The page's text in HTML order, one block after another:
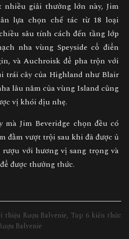
nhiều giải thưởng lớn này, Jim
lựa chọn chế tác từ 18 loại
sâu tính cách đến tầng lớp
nha vùng Speyside cổ điển
và Auchroisk để pha trộn với
trái cây của Highland như Blair
lâu năm của vùng Island cũng
vị khói dịu nhẹ.
mà Jim Beveridge chọn đều có
đằm vượt trội sau khi đã được ủ
với hương vị sang trọng và
được thưởng thức.
thiệu Rượu Balvenie, Top 6 kiến thức
Balvenie